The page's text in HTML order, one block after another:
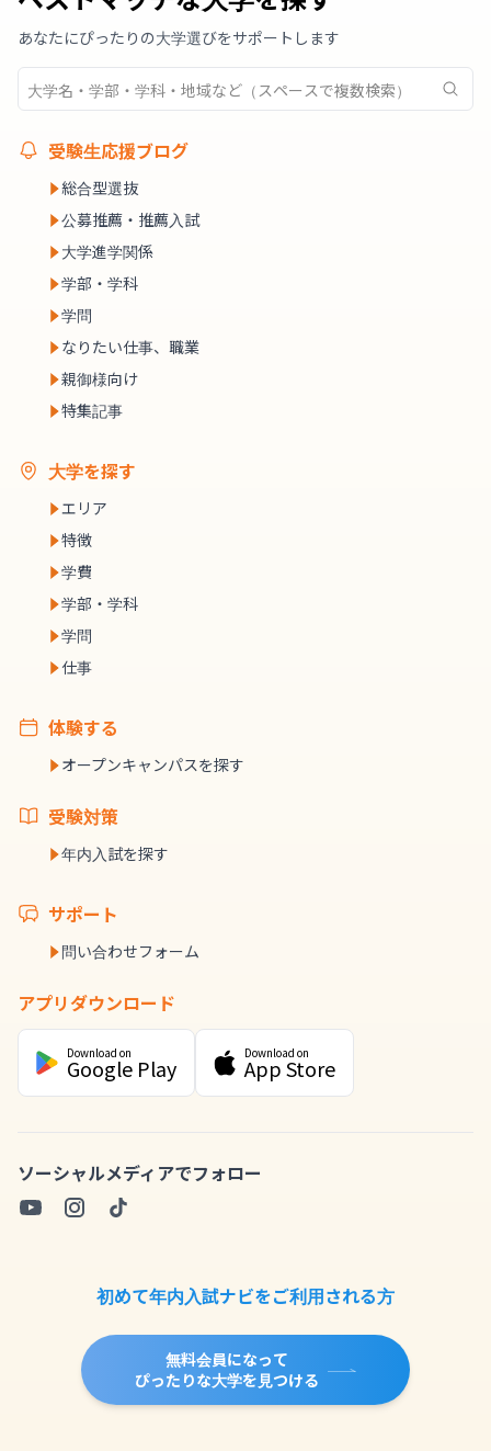
あなたにぴったりの大学選びをサポートします
受験生応援ブログ
総合型選抜
公募推薦・推薦入試
大学進学関係
学部・学科
学問
なりたい仕事、職業
親御様向け
特集記事
大学を探す
エリア
特徴
学費
学部・学科
学問
仕事
体験する
オープンキャンパスを探す
受験対策
年内入試を探す
サポート
問い合わせフォーム
アプリダウンロード
Download on
Google Play
Download on
App Store
ソーシャルメディアでフォロー
初めて年内入試ナビをご利用される方
無料会員になって
ぴったりな大学を見つける